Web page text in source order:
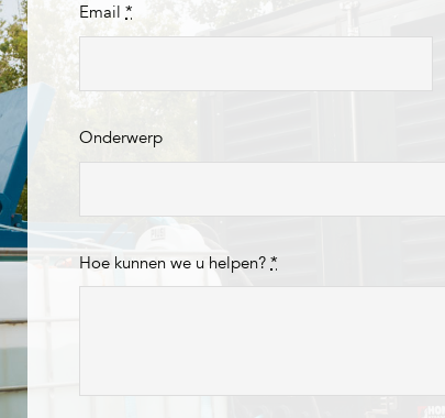
Email*
Onderwerp
Hoe kunnen we u helpen?*